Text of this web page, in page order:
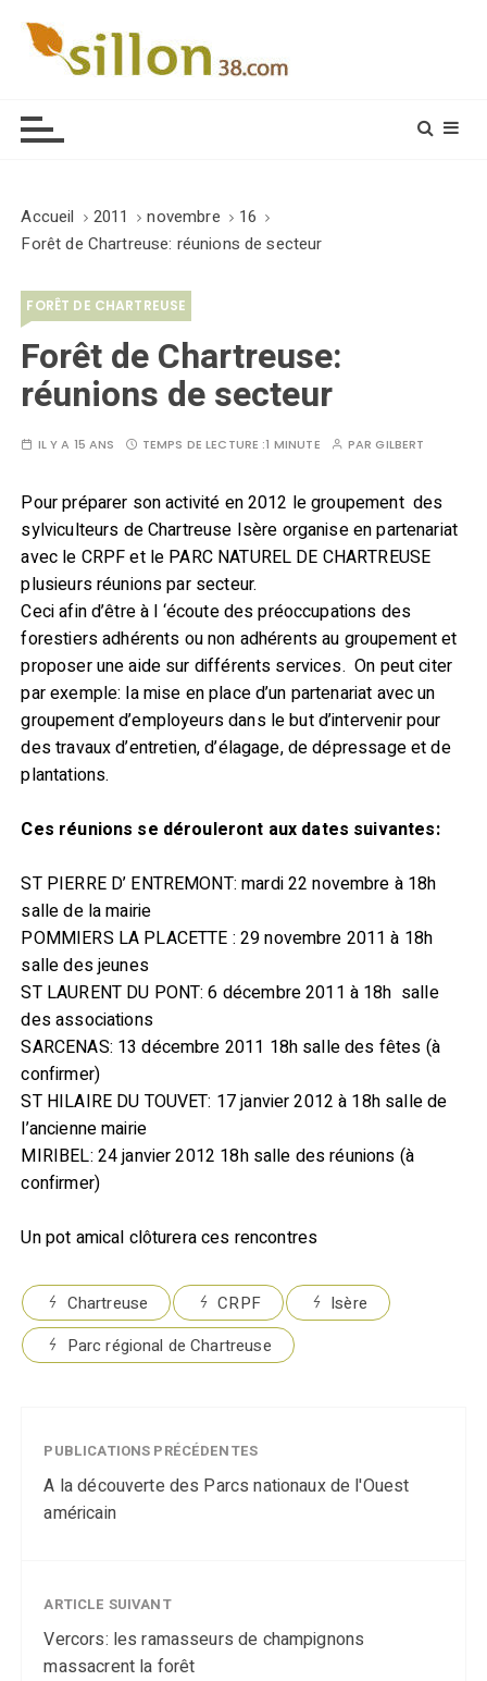
Accueil 2011 novembre
16
Forêt de Chartreuse: réunions de secteur
FORÊT DE CHARTREUSE
Forêt de Chartreuse:
réunions de secteur
IL Y A 15 ANS TEMPS DE LECTURE :1 MINUTE PARGILBERT
Pour préparer son activité en 2012 le groupement des
sylviculteurs de Chartreuse Isère organise en partenariat
avec le CRPF et le PARC NATUREL DE CHARTREUSE
plusieurs réunions par secteur.
Ceci afin d’être à l ‘écoute des préoccupations des
forestiers adhérents ou non adhérents au groupement et
proposer une aide sur différents services. On peut citer
par exemple: la mise en place d’un partenariat avec un
groupement d’employeurs dans le but d’intervenir pour
des travaux d’entretien, d’élagage, de dépressage et de
plantations.
Ces réunions se dérouleront aux dates suivantes:
ST PIERRE D’ ENTREMONT: mardi 22 novembre à 18h
salle de la mairie
POMMIERS LA PLACETTE : 29 novembre 2011 à 18h
salle des jeunes
ST LAURENT DU PONT: 6 décembre 2011 à 18h salle
des associations
SARCENAS: 13 décembre 2011 18h salle des fêtes (à
confirmer)
ST HILAIRE DU TOUVET: 17 janvier 2012 à 18h salle de
l’ancienne mairie
MIRIBEL: 24 janvier 2012 18h salle des réunions (à
confirmer)
Un pot amical clôturera ces rencontres
Chartreuse CRPF
Isère
Parc régional de Chartreuse
PUBLICATIONS PRÉCÉDENTES
A la découverte des Parcs nationaux de l'Ouest
américain
ARTICLE SUIVANT
Vercors: les ramasseurs de champignons
massacrent la forêt